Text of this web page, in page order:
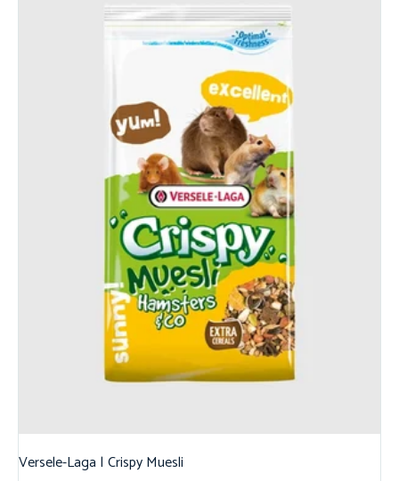
Versele-Laga | Crispy Muesli